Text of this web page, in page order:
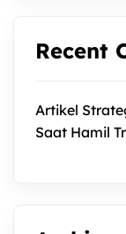
Recent
Artikel
Saat Hamil